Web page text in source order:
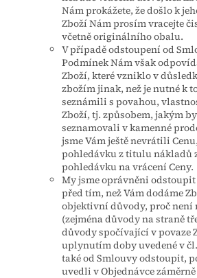
Nám prokážete, že došlo k
Zboží Nám prosím vracejte
včetně originálního obalu.
V případě odstoupení od
Podmínek Nám však
Zboží, které vzniklo v
zbožím jinak, než je nutné k
seznámili s povahou,
Zboží, tj. způsobem, jakým
seznamovali v kamenné
jsme Vám ještě nevrátili
pohledávku z titulu nákladů
pohledávku na vrácení Ceny.
My jsme oprávněni
před tím, než Vám dodáme
objektivní důvody, proč není
(zejména důvody na straně
důvody spočívající v povaze
uplynutím doby uvedené v
také od Smlouvy odstoupit,
uvedli v Objednávce